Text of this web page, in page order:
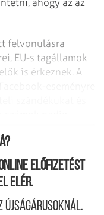
felvonulásra
EU-s tagállamok
is érkeznek. A
előfizetést
elér.
újságárusoknál.